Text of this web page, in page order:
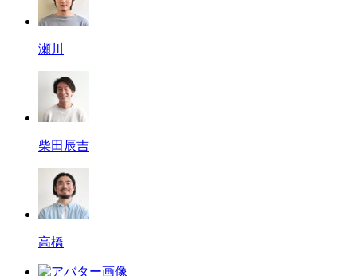
瀬川
柴田辰吉
高橋